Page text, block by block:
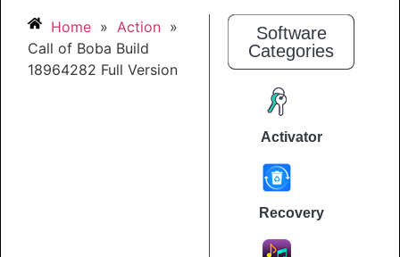
Home » Action »
Call of Boba Build
18964282 Full Version
Software
Categories
Activator
Recovery